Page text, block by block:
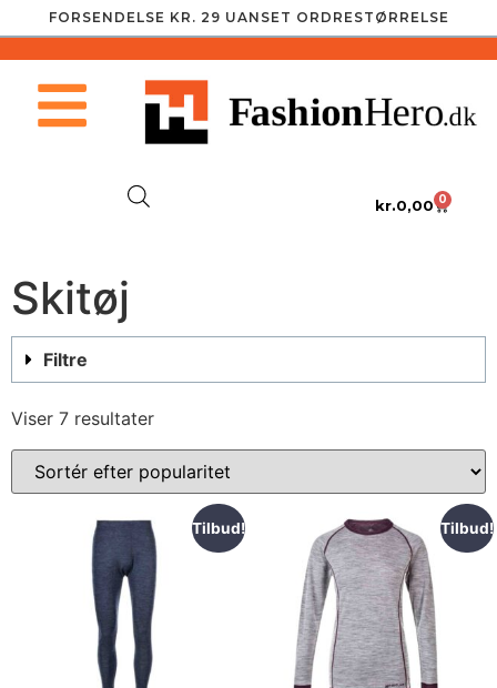
FORSENDELSE KR. 29 UANSET ORDRESTØRRELSE
kr.0,00 0
Skitøj
Filtre
Viser 7 resultater
Tilbud! Tilbud!